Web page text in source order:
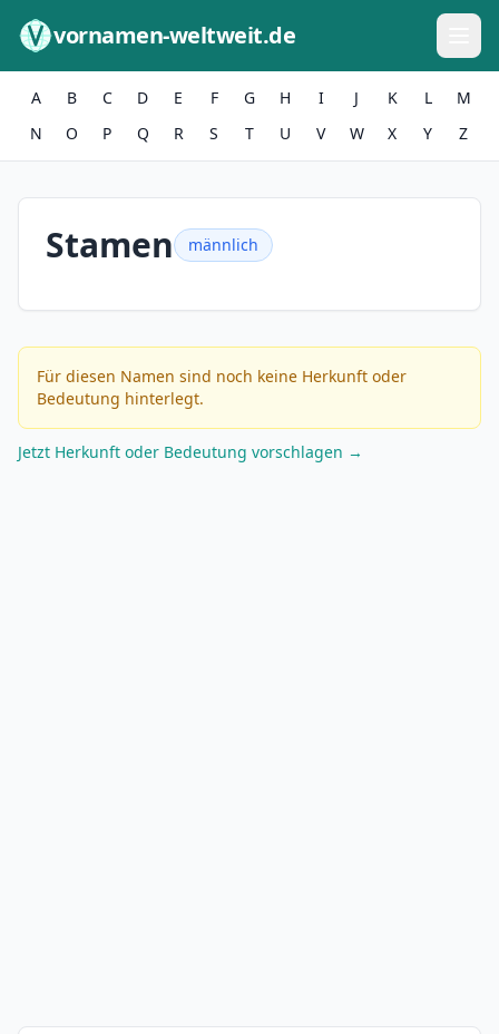
vornamen-weltweit.de
A B C D E F G H I J K L
M
N
O P Q R S T U V W X Y Z
Stamen männlich
Für diesen Namen sind noch keine Herkunft oder
Bedeutung hinterlegt.
Jetzt Herkunft oder Bedeutung vorschlagen →